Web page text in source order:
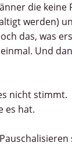
die keine
werden)
das, was
Und
nicht stimmt.
es hat.